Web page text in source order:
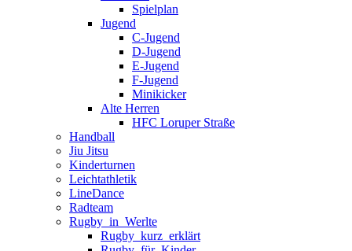
Spielplan
Jugend
C-Jugend
D-Jugend
E-Jugend
F-Jugend
Minikicker
Alte Herren
HFC Loruper Straße
Handball
Jiu Jitsu
Kinderturnen
Leichtathletik
LineDance
Radteam
Rugby_in_Werlte
Rugby_kurz_erklärt